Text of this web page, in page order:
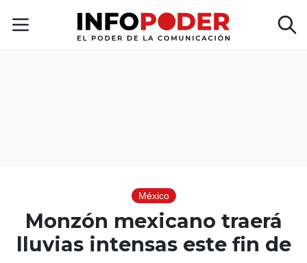
México
Monzón mexicano traerá
lluvias intensas este fin de